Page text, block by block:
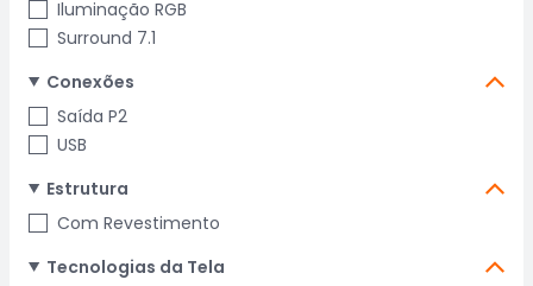
Iluminação RGB
Surround 7.1
Conexões
Saída P2
USB
Estrutura
Com Revestimento
Tecnologias da Tela